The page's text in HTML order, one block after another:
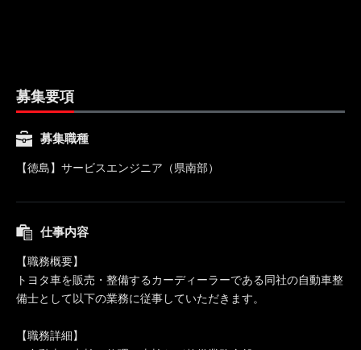
募集要項
募集職種
【徳島】サービスエンジニア（県南部）
仕事内容
【職務概要】
トヨタ車を販売・整備するカーディーラーである同社の自動車整
備士として以下の業務に従事していただきます。
【職務詳細】